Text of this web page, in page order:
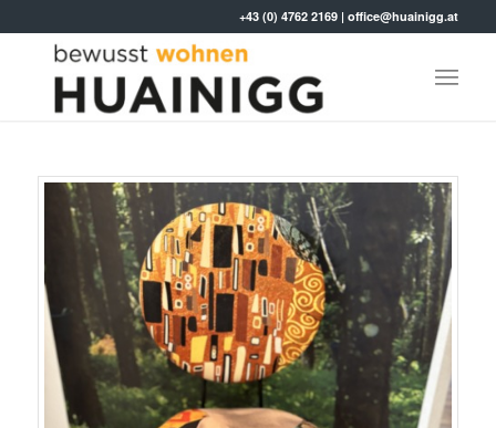
+43 (0) 4762 2169 |office@huainigg.at